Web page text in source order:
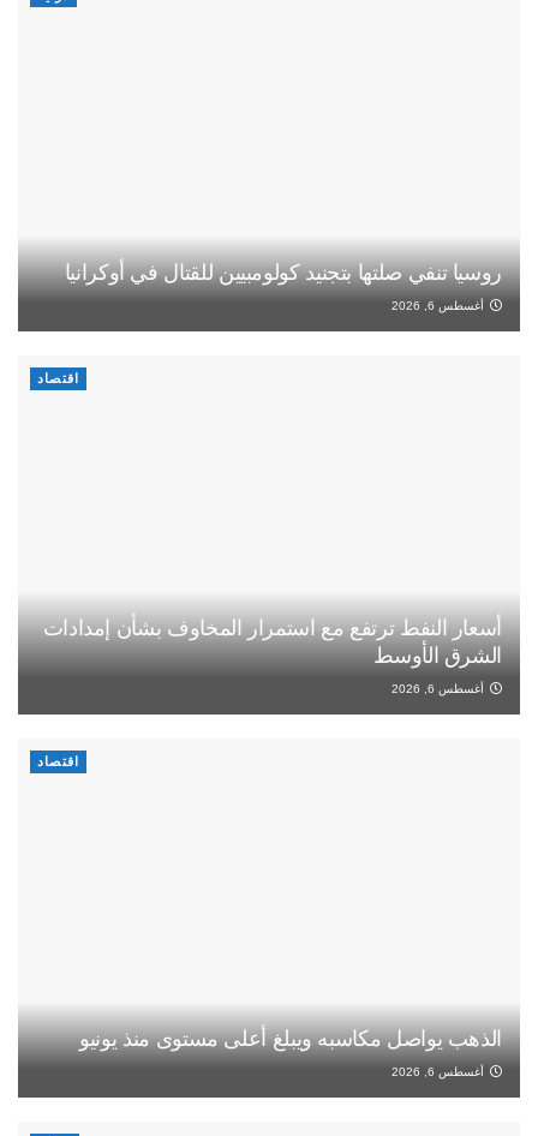
روسيا تنفي صلتها بتجنيد كولومبيين للقتال في أوكرانيا
أغسطس 6, 2026
اقتصاد
أسعار النفط ترتفع مع استمرار المخاوف بشأن إمدادات
الشرق الأوسط
أغسطس 6, 2026
اقتصاد
الذهب يواصل مكاسبه ويبلغ أعلى مستوى منذ يونيو
أغسطس 6, 2026